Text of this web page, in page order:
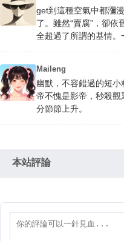
get到這種空氣中都瀰
了。雖然“賣腐”，卻
全超過了所謂的基情。
Maileng
幽默，不容錯過的短
帝不愧是影帝，秒殺
分節節上升。
本站評論